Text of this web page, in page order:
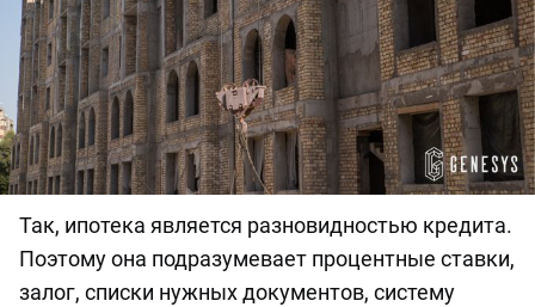
Так, ипотека является разновидностью кредита.
Поэтому она подразумевает процентные ставки,
залог, списки нужных документов, систему